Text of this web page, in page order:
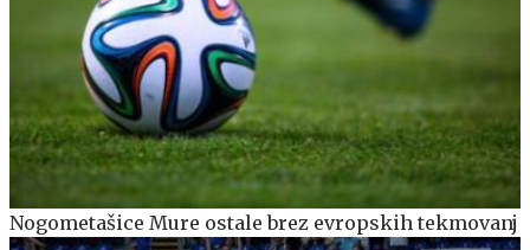
Nogometašice Mure ostale brez evropskih tekmovanj